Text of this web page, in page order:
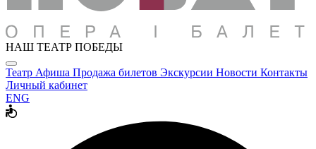
НАШ ТЕАТР ПОБЕДЫ
Театр Афиша Продажа билетов Экскурсии Новости Контакты
Личный кабинет
ENG